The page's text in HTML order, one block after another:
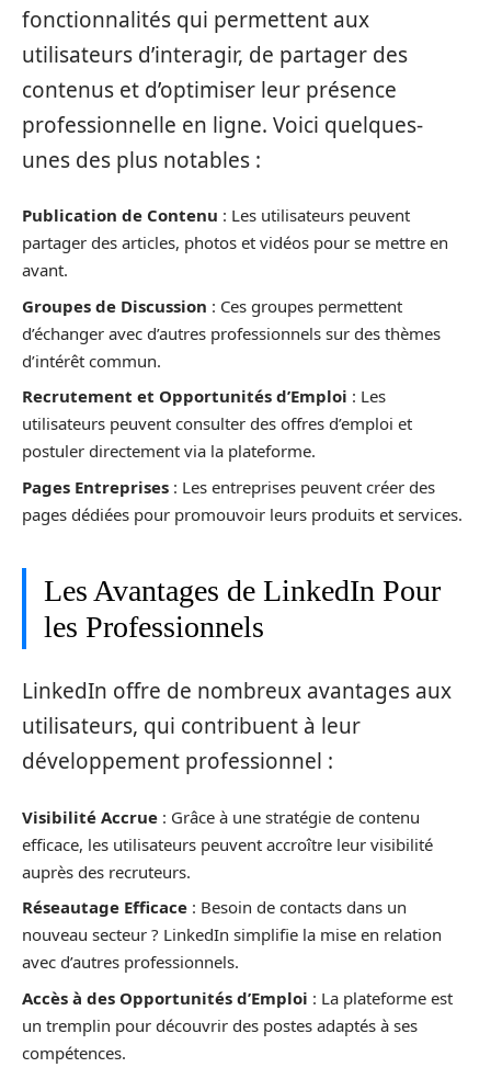
fonctionnalités qui permettent aux
utilisateurs d’interagir, de partager des
contenus et d’optimiser leur présence
professionnelle en ligne. Voici quelques-
unes des plus notables :
Publication de Contenu : Les utilisateurs peuvent
partager des articles, photos et vidéos pour se mettre en
avant.
Groupes de Discussion : Ces groupes permettent
d’échanger avec d’autres professionnels sur des thèmes
d’intérêt commun.
Recrutement et Opportunités d’Emploi : Les
utilisateurs peuvent consulter des offres d’emploi et
postuler directement via la plateforme.
Pages Entreprises : Les entreprises peuvent créer des
pages dédiées pour promouvoir leurs produits et services.
Les Avantages de LinkedIn Pour
les Professionnels
LinkedIn offre de nombreux avantages aux
utilisateurs, qui contribuent à leur
développement professionnel :
Visibilité Accrue : Grâce à une stratégie de contenu
efficace, les utilisateurs peuvent accroître leur visibilité
auprès des recruteurs.
Réseautage Efficace : Besoin de contacts dans un
nouveau secteur ? LinkedIn simplifie la mise en relation
avec d’autres professionnels.
Accès à des Opportunités d’Emploi : La plateforme est
un tremplin pour découvrir des postes adaptés à ses
compétences.